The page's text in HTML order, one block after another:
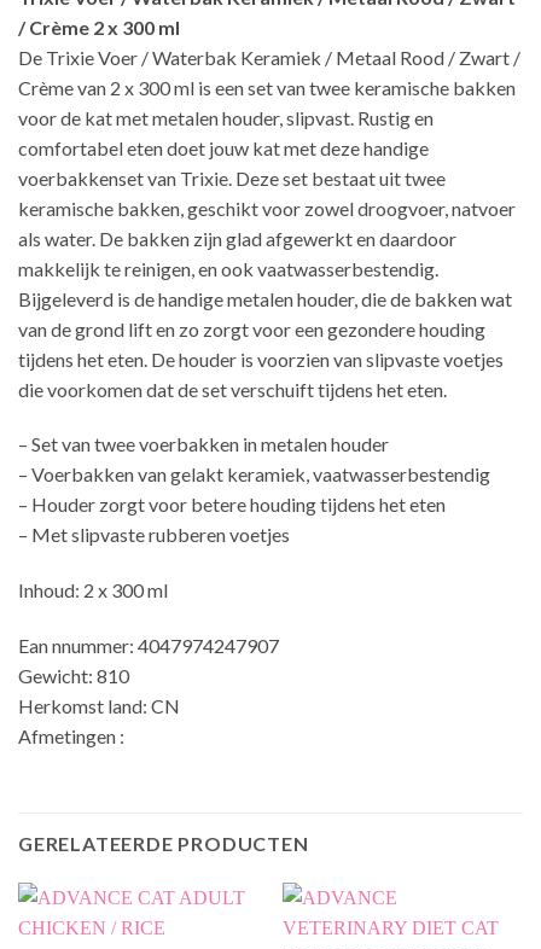
/ Crème 2 x 300 ml
De Trixie Voer / Waterbak Keramiek / Metaal Rood / Zwart /
Crème van 2 x 300 ml is een set van twee keramische bakken
voor de kat met metalen houder, slipvast. Rustig en
comfortabel eten doet jouw kat met deze handige
voerbakkenset van Trixie. Deze set bestaat uit twee
keramische bakken, geschikt voor zowel droogvoer, natvoer
als water. De bakken zijn glad afgewerkt en daardoor
makkelijk te reinigen, en ook vaatwasserbestendig.
Bijgeleverd is de handige metalen houder, die de bakken wat
van de grond lift en zo zorgt voor een gezondere houding
tijdens het eten. De houder is voorzien van slipvaste voetjes
die voorkomen dat de set verschuift tijdens het eten.
– Set van twee voerbakken in metalen houder
– Voerbakken van gelakt keramiek, vaatwasserbestendig
– Houder zorgt voor betere houding tijdens het eten
– Met slipvaste rubberen voetjes
Inhoud: 2 x 300 ml
Ean nnummer: 4047974247907
Gewicht: 810
Herkomst land: CN
Afmetingen :
GERELATEERDE PRODUCTEN